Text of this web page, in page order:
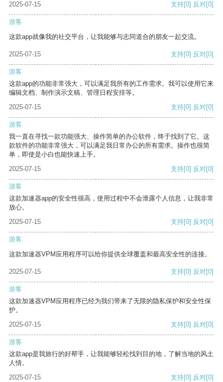
2025-07-15
支持[0] 反对[0]
游客
这款app就像我的社交平台，让我能够与志同道合的朋友一起交流。
2025-07-15 支持[0] 反对[0]
游客
这款app的功能非常强大，可以满足我所有的工作需求。我可以使用它来
编辑文档、制作演示文稿、管理日程安排等。
2025-07-15
支持[0] 反对[0]
游客
我一直在寻找一款功能强大、操作简单的办公软件，终于找到了它。这
款软件的功能非常强大，可以满足我日常办公的所有需求。操作也很简
单，即使是小白也能快速上手。
2025-07-15
支持[0] 反对[0]
游客
这款加速器app的安全性很高，使用过程中不会泄露个人信息，让我非常
放心。
2025-07-15
支持[0] 反对[0]
游客
这款加速器VPM应用程序可以给你提供全球覆盖和最高安全性的连接。
2025-07-15 支持[0] 反对[0]
游客
这款加速器VPM应用程序已经为我们带来了无限的隐私保护和安全性保
护。
2025-07-15
支持[0] 反对[0]
游客
这款app是我旅行的好帮手，让我能够轻松找到目的地，了解当地的风土
人情。
2025-07-15
支持[0] 反对[0]